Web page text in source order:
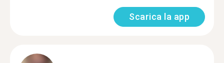
Scarica la app